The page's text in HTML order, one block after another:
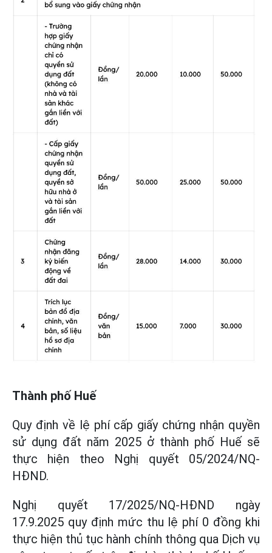
Thành phố Huế
Quy định về lệ phí cấp giấy chứng nhận quyền
sử dụng đất năm 2025 ở thành phố Huế sẽ
thực hiện theo Nghị quyết 05/2024/NQ-
HĐND.
Nghị quyết 17/2025/NQ-HĐND ngày
17.9.2025 quy định mức thu lệ phí 0 đồng khi
thực hiện thủ tục hành chính thông qua Dịch vụ